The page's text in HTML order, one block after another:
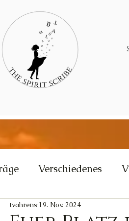
Verschiedenes
Kreativität
tvahrens 19. Nov. 2024